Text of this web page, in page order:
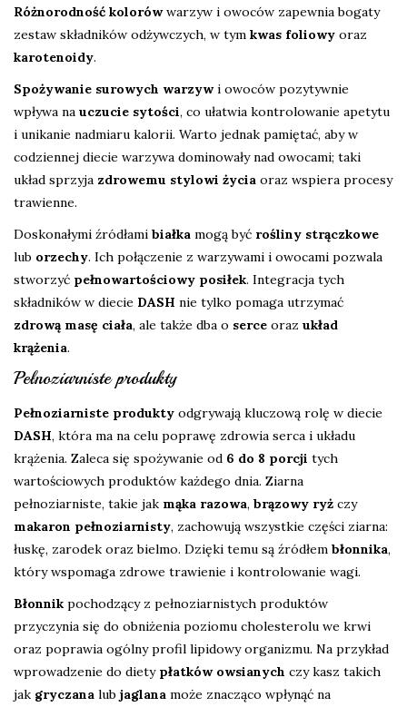
Różnorodność kolorówwarzyw i owoców zapewnia bogaty
zestaw składników odżywczych, w tym kwas foliowy oraz
karotenoidy.
Spożywanie surowych warzywi owoców pozytywnie
wpływa na uczucie sytości, co ułatwia kontrolowanie apetytu
i unikanie nadmiaru kalorii. Warto jednak pamiętać, aby w
codziennej diecie warzywa dominowały nad owocami; taki
układ sprzyja zdrowemu stylowi życia oraz wspiera procesy
trawienne.
Doskonałymi źródłami białka mogą być rośliny strączkowe
lub orzechy. Ich połączenie z warzywami i owocami pozwala
stworzyć pełnowartościowy posiłek. Integracja tych
składników w diecie DASH nie tylko pomaga utrzymać
zdrową masę ciała, ale także dba o serce oraz układ
krążenia.
Pełnoziarniste produkty
Pełnoziarniste produkty odgrywają kluczową rolę w diecie
DASH, która ma na celu poprawę zdrowia serca i układu
krążenia. Zaleca się spożywanie od 6 do 8 porcji tych
wartościowych produktów każdego dnia. Ziarna
pełnoziarniste, takie jak mąka razowa, brązowy ryż czy
makaron pełnoziarnisty, zachowują wszystkie części ziarna:
łuskę, zarodek oraz bielmo. Dzięki temu są źródłem błonnika,
który wspomaga zdrowe trawienie i kontrolowanie wagi.
Błonnik pochodzący z pełnoziarnistych produktów
przyczynia się do obniżenia poziomu cholesterolu we krwi
oraz poprawia ogólny profil lipidowy organizmu. Na przykład
wprowadzenie do diety płatków owsianych czy kasz takich
jak gryczana lub jaglana może znacząco wpłynąć na